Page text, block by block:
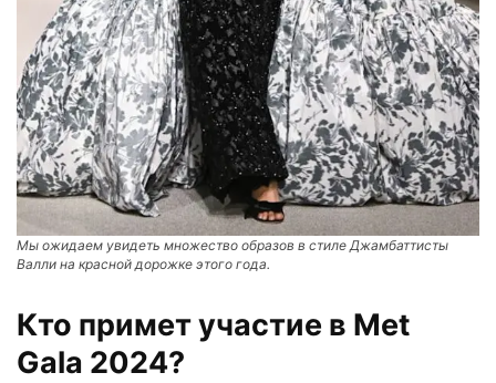
Мы ожидаем увидеть множество образов в стиле Джамбаттисты
Валли на красной дорожке этого года.
Кто примет участие в Met
Gala 2024?